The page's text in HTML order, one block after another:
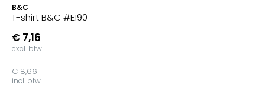
B&C
T-shirt B&C #E190
€ 7,16
excl. btw
€ 8,66
incl. btw